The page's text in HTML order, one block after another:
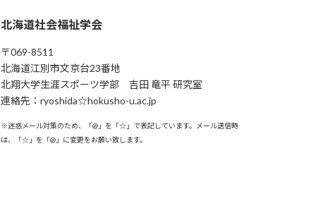
北海道社会福祉学会
〒069-8511
北海道江別市⽂京台23番地
北翔⼤学⽣涯スポーツ学部 吉⽥ ⻯平 研究室
連絡先：ryoshida☆hokusho-u.ac.jp
※迷惑メール対策のため、「@」を「☆」で表記しています。メール送信時
は、「☆」を「@」に変更をお願い致します。